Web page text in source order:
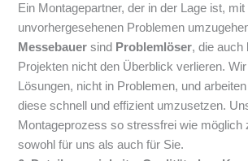
Ein Montagepartner, der in der Lage ist, mit
unvorhergesehenen Problemen
Messebauer sind Problemlöser, die auch
Projekten nicht den Überblick verlieren.
Lösungen, nicht in Problemen, und
diese schnell und effizient umzusetzen.
Montageprozess so stressfrei wie möglich
sowohl für uns als auch für Sie.